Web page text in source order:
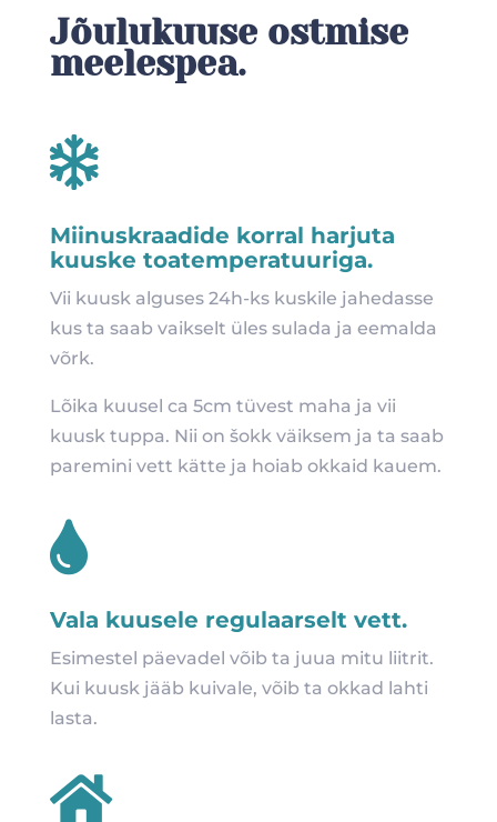
Jõulukuuse ostmise
meelespea.

Miinuskraadide korral harjuta
kuuske toatemperatuuriga.
Vii kuusk alguses 24h-ks kuskile jahedasse
kus ta saab vaikselt üles sulada ja eemalda
võrk.
Lõika kuusel ca 5cm tüvest maha ja vii
kuusk tuppa. Nii on šokk väiksem ja ta saab
paremini vett kätte ja hoiab okkaid kauem.

Vala kuusele regulaarselt vett.
Esimestel päevadel võib ta juua mitu liitrit.
Kui kuusk jääb kuivale, võib ta okkad lahti
lasta.
